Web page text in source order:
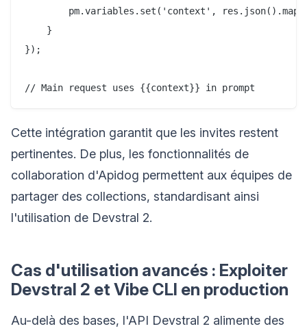
pm.variables.set('context',
    }
});
Cette intégration garantit que les invites restent
pertinentes. De plus, les fonctionnalités de
collaboration d'Apidog permettent aux équipes de
partager des collections, standardisant ainsi
l'utilisation de Devstral 2.
Cas d'utilisation avancés : Exploiter
Devstral 2 et Vibe CLI en production
Au-delà des bases, l'API Devstral 2 alimente des